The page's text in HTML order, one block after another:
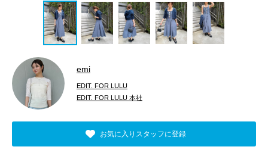
emi
EDIT. FOR LULU
EDIT. FOR LULU 本社
お気に入りスタッフに登録